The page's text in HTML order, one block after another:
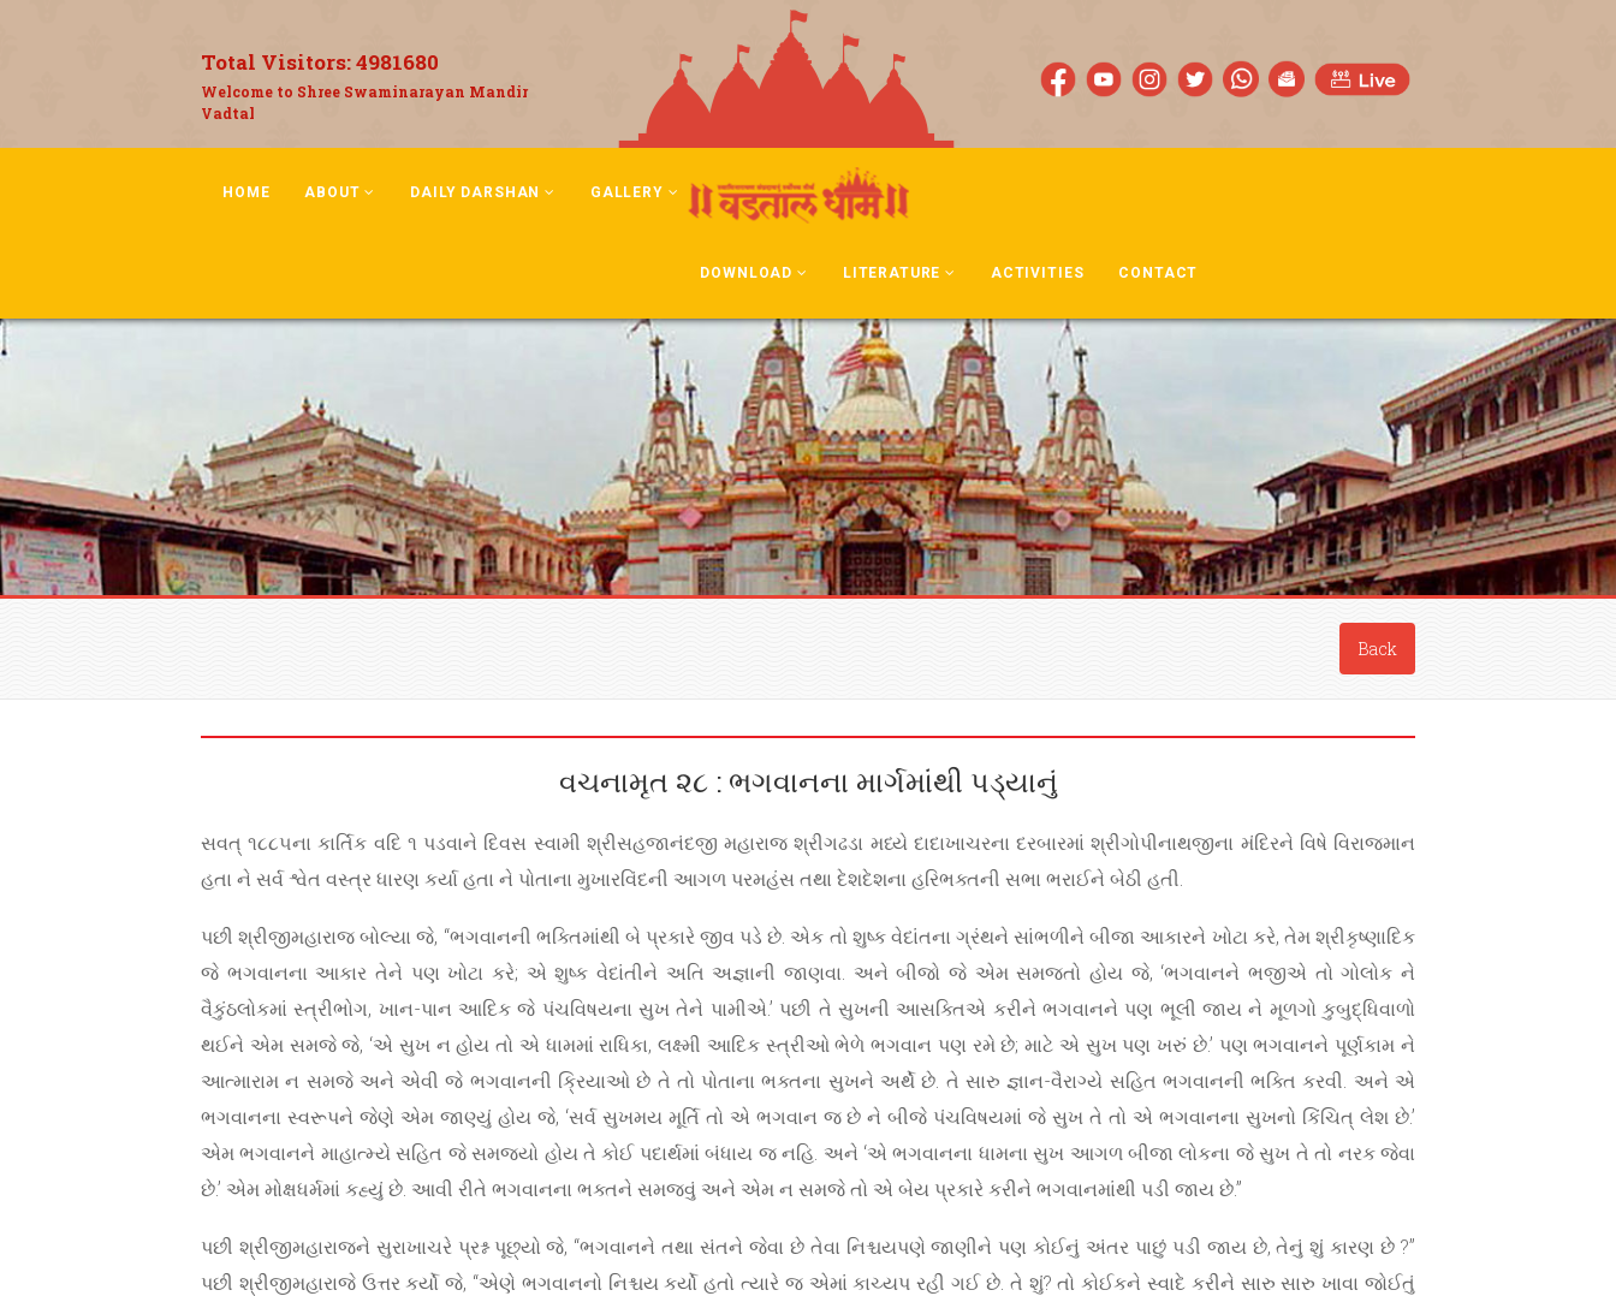
Total Visitors:4981680
Welcome to Shree Swaminarayan Mandir
Vadtal
HOME ABOUT DAILY DARSHAN GALLERY
DOWNLOAD LITERATURE ACTIVITIES CONTACT
Back
વચનામૃત ૨૮ : ભગવાનના માર્ગમાંથી પડ્યાનું
સવત્ ૧૮૮૫ના કાર્તિક વદિ ૧ પડવાને દિવસ સ્વામી શ્રીસહજાનંદજી મહારાજ શ્રીગઢડા મધ્યે દાદાખાચરના દરબારમાં શ્રીગોપીનાથજીના મંદિરને વિષે વિરાજમાન
હતા ને સર્વ શ્વેત વસ્ત્ર ધારણ કર્યા હતા ને પોતાના મુખારવિંદની આગળ પરમહંસ તથા દેશદેશના હરિભક્તની સભા ભરાઈને બેઠી હતી.
પછી શ્રીજીમહારાજ બોલ્યા જે, “ભગવાનની ભક્તિમાંથી બે પ્રકારે જીવ પડે છે. એક તો શુષ્ક વેદાંતના ગ્રંથને સાંભળીને બીજા આકારને ખોટા કરે, તેમ શ્રીકૃષ્ણાદિક
જે ભગવાનના આકાર તેને પણ ખોટા કરે; એ શુષ્ક વેદાંતીને અતિ અજ્ઞાની જાણવા. અને બીજો જે એમ સમજતો હોય જે, ‘ભગવાનને ભજીએ તો ગોલોક ને
વૈકુંઠલોકમાં સ્ત્રીભોગ, ખાન-પાન આદિક જે પંચવિષયના સુખ તેને પામીએ.’ પછી તે સુખની આસક્તિએ કરીને ભગવાનને પણ ભૂલી જાય ને મૂળગો કુબુદ્ધિવાળો
થઈને એમ સમજે જે, ‘એ સુખ ન હોય તો એ ધામમાં રાધિકા, લક્ષ્મી આદિક સ્ત્રીઓ ભેળે ભગવાન પણ રમે છે; માટે એ સુખ પણ ખરું છે.’ પણ ભગવાનને પૂર્ણકામ ને
આત્મારામ ન સમજે અને એવી જે ભગવાનની ક્રિયાઓ છે તે તો પોતાના ભક્તના સુખને અર્થે છે. તે સારુ જ્ઞાન-વૈરાગ્યે સહિત ભગવાનની ભક્તિ કરવી. અને એ
ભગવાનના સ્વરૂપને જેણે એમ જાણ્યું હોય જે, ‘સર્વ સુખમય મૂર્તિ તો એ ભગવાન જ છે ને બીજે પંચવિષયમાં જે સુખ તે તો એ ભગવાનના સુખનો કિંચિત્ લેશ છે.’
એમ ભગવાનને માહાત્મ્યે સહિત જે સમજ્યો હોય તે કોઈ પદાર્થમાં બંધાય જ નહિ. અને ‘એ ભગવાનના ધામના સુખ આગળ બીજા લોકના જે સુખ તે તો નરક જેવા
છે.’ એમ મોક્ષધર્મમાં કહ્યું છે. આવી રીતે ભગવાનના ભક્તને સમજવું અને એમ ન સમજે તો એ બેય પ્રકારે કરીને ભગવાનમાંથી પડી જાય છે.”
પછી શ્રીજીમહારાજને સુરાખાચરે પ્રશ્ન પૂછ્યો જે, “ભગવાનને તથા સંતને જેવા છે તેવા નિશ્ચયપણે જાણીને પણ કોઈનું અંતર પાછું પડી જાય છે, તેનું શું કારણ છે ?”
પછી શ્રીજીમહારાજે ઉત્તર કર્યો જે, “એણે ભગવાનનો નિશ્ચય કર્યો હતો ત્યારે જ એમાં કાચ્યપ રહી ગઈ છે. તે શું? તો કોઈકને સ્વાદે કરીને સારુ સારુ ખાવા જોઈતું